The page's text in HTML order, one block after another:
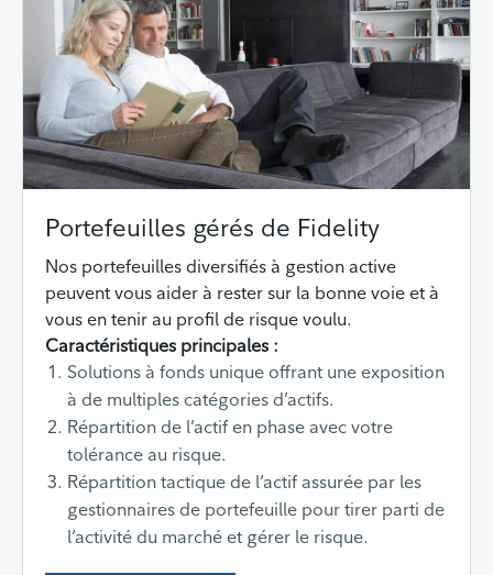
Portefeuilles gérés de Fidelity
Nos portefeuilles diversifiés à gestion active
peuvent vous aider à rester sur la bonne voie et à
vous en tenir au profil de risque voulu.
Caractéristiques principales :
Solutions à fonds unique offrant une exposition
à de multiples catégories d’actifs.
Répartition de l’actif en phase avec votre
tolérance au risque.
Répartition tactique de l’actif assurée par les
gestionnaires de portefeuille pour tirer parti de
l’activité du marché et gérer le risque.